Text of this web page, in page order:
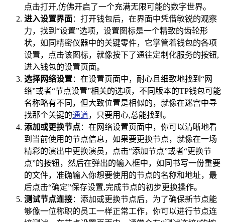
点击打开,仿佛开启了一个充满无限可能的数字世界。
进入设置界面：打开钱包后，在界面中凭借敏锐的观察
力，找到“设置”选项，设置图标是一个精致的齿轮形
状，如同精密仪器中的关键零件，它掌管着钱包的各项
设置，点击该图标，就像按下了通往定制化服务的按钮,
进入钱包的设置页面。
选择网络设置：在设置页面中，耐心且细致地找到“网
络”或者“节点设置”相关的选项，不同版本的TP钱包可能
名称略有不同，但大致位置是相似的，就像在迷宫中寻
找那个关键的通道，只要用心,总能找到。
添加或更换节点：在网络设置页面中，你可以清晰地看
到当前使用的节点信息，如果要更换节点，就像在一场
精彩的演出中更换演员，点击“添加节点”或者“更换节
点”的按钮，然后在弹出的输入框中，如同书写一份重要
的文件，准确输入你想要使用的节点的名称和地址，最
后点击“确定”保存设置,完成节点的初步更换操作。
测试节点连接：添加或更换节点后，为了确保新节点能
够像一位称职的员工一样正常工作，你可以进行节点连